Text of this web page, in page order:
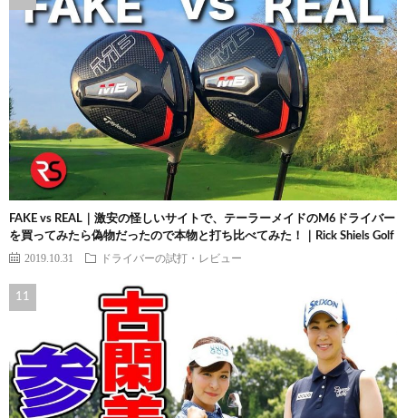
FAKE vs REAL｜激安の怪しいサイトで、テーラーメイドのM6ドライバー
を買ってみたら偽物だったので本物と打ち比べてみた！｜Rick Shiels Golf
2019.10.31 ドライバーの試打・レビュー